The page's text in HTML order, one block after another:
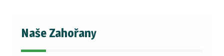
Naše Zahořany